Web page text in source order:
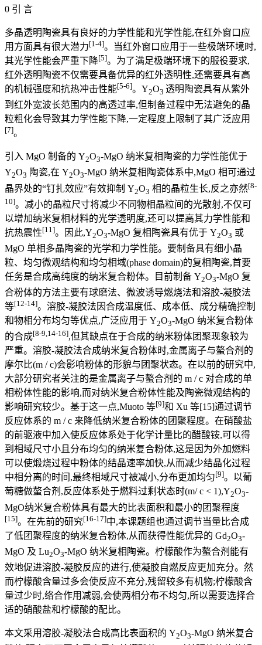
0 引 言
多晶透明陶瓷具有良好的力学性能和光学性能,在红外窗口应
用方面具有很大潜力[1-4]。当红外窗口应用于一些极端环境时,
其光学性能会严重下降[5]。为了满足极端环境下的服役要求,
红外透明陶瓷不仅需要具备优异的红外透明性,还需要具有高
的机械强度和抗热冲击性能[5-6]。Y2O3 透明陶瓷具有从紫外
到红外宽波长范围内的高透过率,但制备过程中无法避免的晶
粒粗化会导致其力学性能下降,一定程度上限制了其广泛应用
[7]。
引入 MgO 制备的 Y2O3-MgO 纳米复相陶瓷的力学性能优于
Y2O3 陶瓷,在 Y2O3-MgO 纳米复相陶瓷体系中,MgO 相可通过
晶界处的“钉扎效应”有效抑制 Y2O3 相的晶粒生长,反之亦然[8-
10]。减小的晶粒尺寸将减少不同物相晶粒间的光散射,不仅可
以增加纳米复相材料的光学透明度,还可以提高其力学性能和
抗热震性[11]。因此,Y2O3-MgO 复相陶瓷具有优于 Y2O3 或
MgO 单相多晶陶瓷的光学和力学性能。要制备具有细小晶
粒、均匀微观结构和均匀相域(phase domain)的复相陶瓷,首要
任务是合成高纯度的纳米复合粉体。目前制备 Y2O3-MgO 复
合粉体的方法主要有球磨法、微波诱导燃烧法和溶胶-凝胶法
等[12-14]。溶胶-凝胶法因合成温度低、成本低、成分精确控制
和物相分布均匀等优点,广泛应用于 Y2O3-MgO 纳米复合粉体
的合成[8-9,14-16],但其缺点在于合成的纳米粉体团聚现象较为
严重。溶胶-凝胶法合成纳米复合粉体时,金属离子与螯合剂的
摩尔比(m / c)会影响粉体的形貌与团聚状态。在以前的研究中,
大部分研究者关注的是金属离子与螯合剂的 m / c 对合成的单
相粉体性能的影响,而对纳米复合粉体性能及陶瓷微观结构的
影响研究较少。基于这一点,Muoto 等[9]和 Xu 等[15]通过调节
反应体系的 m / c 来降低纳米复合粉体的团聚程度。在硝酸盐
的前驱液中加入使反应体系处于化学计量比的醋酸铵,可以得
到相域尺寸小且分布均匀的纳米复合粉体,这是因为外加燃料
可以使煅烧过程中粉体的结晶速率加快,从而减少结晶化过程
中相分离的时间,最终相域尺寸被减小,分布更加均匀[9]。以葡
萄糖做螯合剂,反应体系处于燃料过剩状态时(m/ c < 1),Y2O3-
MgO纳米复合粉体具有最大的比表面积和最小的团聚程度
[15]。在先前的研究[16-17]中,本课题组也通过调节当量比合成
了低团聚程度的纳米复合粉体,从而获得性能优异的 Gd2O3-
MgO 及 Lu2O3-MgO 纳米复相陶瓷。柠檬酸作为螯合剂能有
效地促进溶胶-凝胶反应的进行,使凝胶自燃反应更加充分。然
而柠檬酸含量过多会使反应不充分,残留较多有机物;柠檬酸含
量过少时,络合作用减弱,会使两相分布不均匀,所以需要选择合
适的硝酸盐和柠檬酸的配比。
本文采用溶胶-凝胶法合成高比表面积的 Y2O3-MgO 纳米复合